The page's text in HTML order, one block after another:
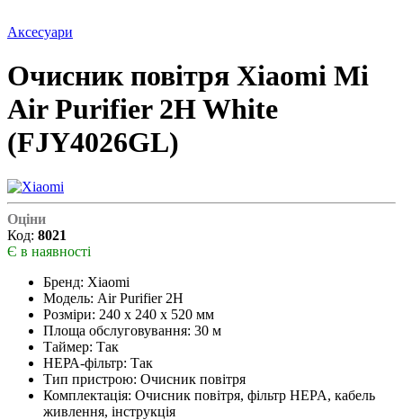
Аксесуари
Очисник повітря Xiaomi Mi
Air Purifier 2H White
(FJY4026GL)
Оціни
Код: 8021
Є в наявності
Бренд: Xiaomi
Модель: Air Purifier 2H
Розміри: 240 х 240 х 520 мм
Площа обслуговування: 30 м
Таймер: Так
НЕРА-фільтр: Так
Тип пристрою: Очисник повітря
Комплектація: Очисник повітря, фільтр HEPA, кабель
живлення, інструкція